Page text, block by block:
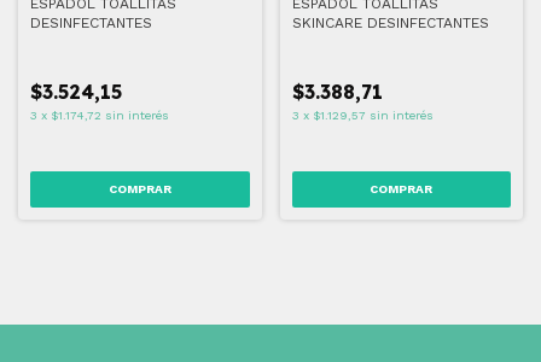
DESINFECTANTES
$3.524,15
3 x $1.174,72 sin interés
SKINCARE DESINFECTANTES
$3.388,71
3 x $1.129,57 sin interés